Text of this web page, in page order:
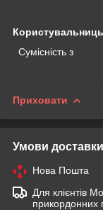
Сумісність з
Приховати
Умови доставки
Нова Пошта
Для клієнтів
прикордонних